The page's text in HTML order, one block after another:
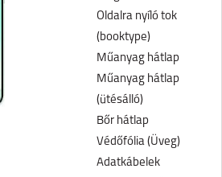
Oldalra nyíló tok
(booktype)
Műanyag hátlap
Műanyag hátlap
(ütésálló)
Bőr hátlap
Védőfólia (Üveg)
Adatkábelek